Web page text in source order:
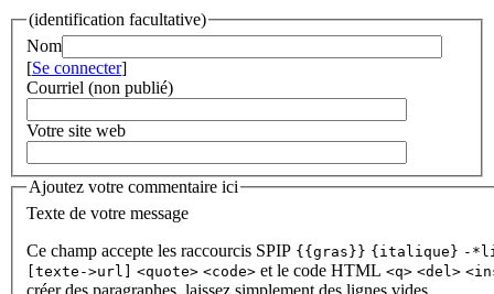
(identification facultative)
Nom
[Se connecter]
Courriel (non publié)
Votre site web
Ajoutez votre commentaire ici
Texte de votre message
Ce champ accepte les raccourcis SPIP {{gras}} {italique} -
[texte->url] <quote> <code> et le code HTML <q> <del>
créer des paragraphes, laissez simplement des lignes vides.